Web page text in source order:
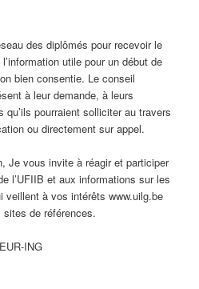
des diplômés pour recevoir le
utile pour un début de
bien consentie. Le conseil
à leur demande, à leurs
pourraient solliciter au travers
ou directement sur appel.
Je vous invite à réagir et participer
l’UFIIB et aux informations sur les
à vos intérêts www.uilg.be
de références.
ING